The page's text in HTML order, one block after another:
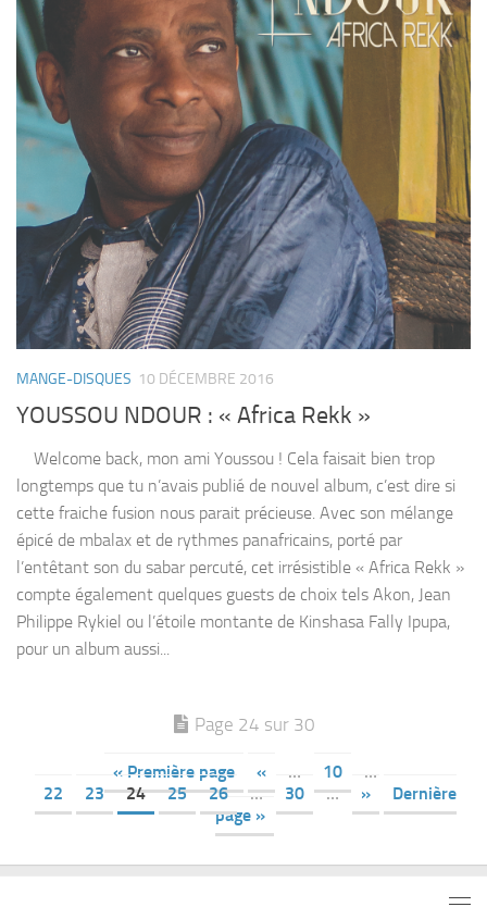
MANGE-DISQUES 10 DÉCEMBRE 2016
YOUSSOU NDOUR : « Africa Rekk »
Welcome back, mon ami Youssou ! Cela faisait bien trop
longtemps que tu n’avais publié de nouvel album, c’est dire si
cette fraiche fusion nous parait précieuse. Avec son mélange
épicé de mbalax et de rythmes panafricains, porté par
l’entêtant son du sabar percuté, cet irrésistible « Africa Rekk »
compte également quelques guests de choix tels Akon, Jean
Philippe Rykiel ou l’étoile montante de Kinshasa Fally Ipupa,
pour un album aussi...
Page 24 sur 30
« Première page « … 10
…
22
23 24 25 26 … 30 … »
Dernière
page »